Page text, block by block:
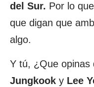
del Sur. Por lo
que digan que
algo.
Y tú, ¿Que opinas
Jungkook y Lee